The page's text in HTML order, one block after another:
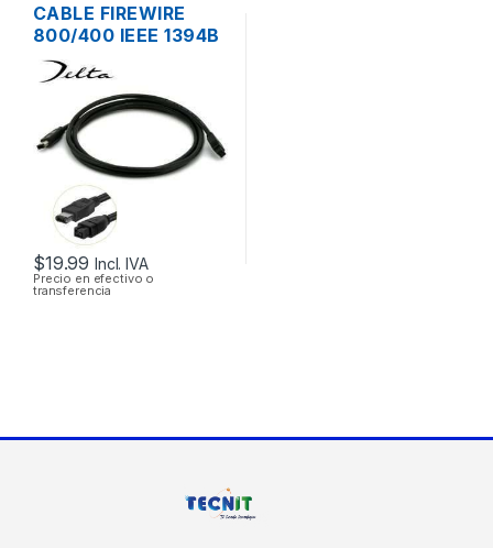
CABLE FIREWIRE
800/400 IEEE 1394B
9/6 PINES MACHO
DE 2 PIES 60CM
$19.99 Incl. IVA
Precio en efectivo o
transferencia